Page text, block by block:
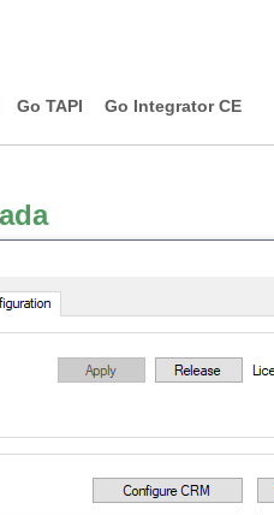
Go TAPI Go Integrator CE